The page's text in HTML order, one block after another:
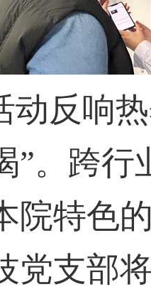
动反响
”。跨
院特色
党支部